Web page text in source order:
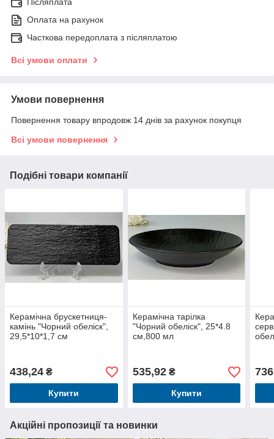
Оплата на рахунок
Часткова передоплата з післяплатою
Всі умови оплати
Умови повернення
Повернення товару впродовж 14 днів за рахунок покупця
Всі умови повернення
Подібні товари компанії
Керамічна брускетниця-
камінь "Чорний обеліск",
29,5*10*1,7 см
438,24 ₴
Купити
Керамічна тарілка
"Чорний обеліск", 25*4.8
см,800 мл
535,92₴
Купити
Акційні пропозиції та новинки